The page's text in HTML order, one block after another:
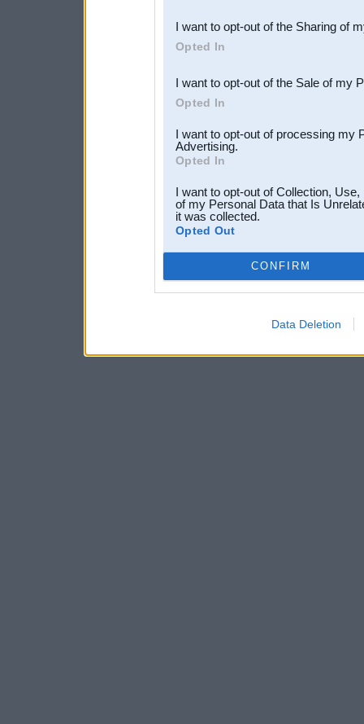
Downstream Participants
third parties.
I want to opt-out of the Sharing of
Opted In
I want to opt-out of the Sale of my
Opted In
I want to opt-out of processing my
Advertising.
Opted In
I want to opt-out of Collection,
of my Personal Data that Is
it was collected.
Opted Out
CONFIRM
Data Deletion